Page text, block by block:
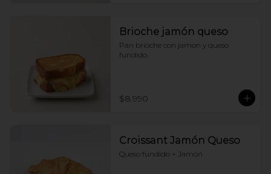
Brioche jamón queso
Pan brioche con jamon y queso
fundido.
$8.990
Croissant Jamón Queso
Queso fundido + Jamón